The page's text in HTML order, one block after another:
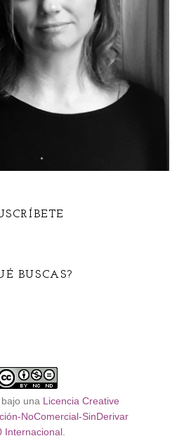
BUSCAS?
una Licencia Creative
NoComercial-SinDerivar
Internacional.